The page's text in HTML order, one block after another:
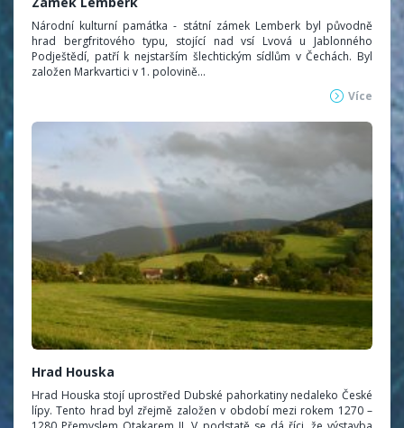
Národní kulturní památka - státní zámek Lemberk byl původně
hrad bergfritového typu, stojící nad vsí Lvová u Jablonného
Podještědí, patří k nejstarším šlechtickým sídlům v Čechách. Byl
založen Markvartici v 1. polovině...
Více
Hrad Houska
Hrad Houska stojí uprostřed Dubské pahorkatiny nedaleko České
lípy. Tento hrad byl zřejmě založen v období mezi rokem 1270 –